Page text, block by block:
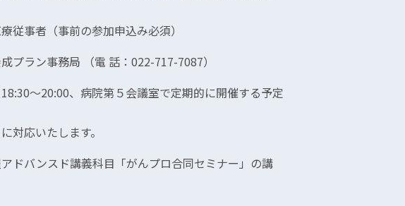
者（事前の参加申込み必須）
ラン事務局 （電 話：022-717-7087）
～20:00、病院第５会議室で定期的に開催する予定
対応いたします。
ドバンスド講義科目「がんプロ合同セミナー」の講